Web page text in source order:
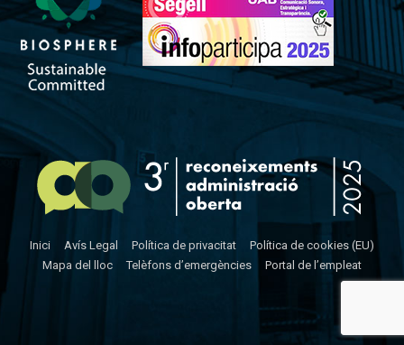
Inici Avís Legal Política de privacitat
Política de cookies (EU)
Mapa del lloc
Telèfons d’emergències Portal de l’empleat